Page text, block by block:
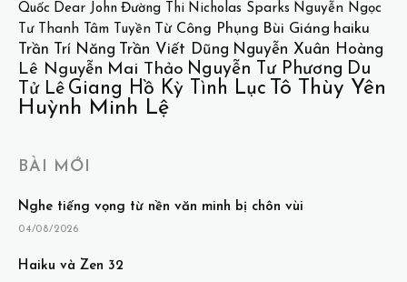
Quốc Dear John Đường Thi Nicholas Sparks Nguyễn Ngọc
Tư
Thanh Tâm Tuyền Từ Công Phụng Bùi Giáng haiku
Trần Trí Năng
Trần Viết Dũng Nguyễn Xuân Hoàng
Lê Nguyễn Mai Thảo Nguyễn Tư Phương Du
Tử Lê Giang Hồ Kỳ Tình Lục Tô Thùy Yên
Huỳnh Minh Lệ
BÀI MỚI
Nghe tiếng vọng từ nền văn minh bị chôn vùi
04/08/2026
Haiku và Zen 32